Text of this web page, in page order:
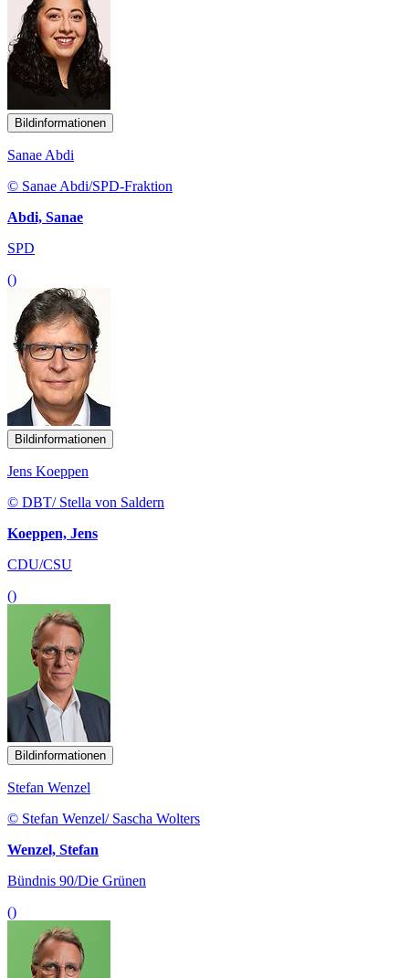
Bildinformationen
Sanae Abdi
© Sanae Abdi/SPD-Fraktion
Abdi, Sanae
SPD
()
Bildinformationen
Jens Koeppen
© DBT/ Stella von Saldern
Koeppen, Jens
CDU/CSU
()
Bildinformationen
Stefan Wenzel
© Stefan Wenzel/ Sascha Wolters
Wenzel, Stefan
Bündnis 90/Die Grünen
()